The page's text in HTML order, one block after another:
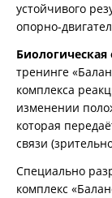
устойчивого
опорно-
Биологическая
тренинге
комплекса
изменении
которая
связи
Специально
комплекс